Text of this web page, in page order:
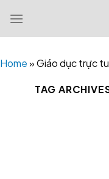
content
Home»Giáo dục trực
TAG